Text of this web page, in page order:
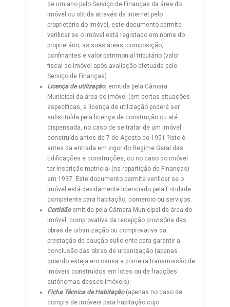
de um ano pelo Serviço de Finanças da área do
imóvel ou obtida através da Internet pelo
proprietário do imóvel, este documento permite
verificar se o imóvel está registado em nome do
proprietário, as suas áreas, composição,
confinantes e valor patrimonial tributário (valor
fiscal do imóvel após avaliação efetuada pelo
Serviço de Finanças)
Licença de utilização, emitida pela Câmara
Municipal da área do imóvel (em certas situações
específicas, a licença de utilização poderá ser
substituída pela licença de construção ou até
dispensada, no caso de se tratar de um imóvel
construído antes de 7 de Agosto de 1951 ?isto é-
antes da entrada em vigor do Regime Geral das
Edificações e construções, ou no caso do imóvel
ter inscrição matricial (na repartição de Finanças)
em 1937. Este documento permite verificar se o
imóvel está devidamente licenciado pela Entidade
competente para habitação, comercio ou serviços.
Certidãoemitida pela Câmara Municipal da área do
imóvel, comprovativa da recepção provisória das
obras de urbanização ou comprovativa da
prestação de caução suficiente para garantir a
conclusão das obras de urbanização (apenas
quando esteja em causa a primeira transmissão de
imóveis construídos em lotes ou de fracções
autónomas desses imóveis);
Ficha Técnica de Habitação(apenas no caso de
compra de imóveis para habitação cujo